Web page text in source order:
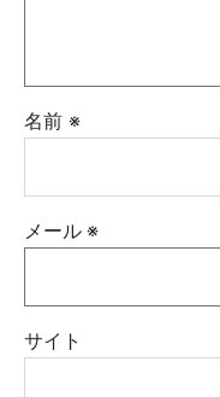
名前 ※
メール ※
サイト